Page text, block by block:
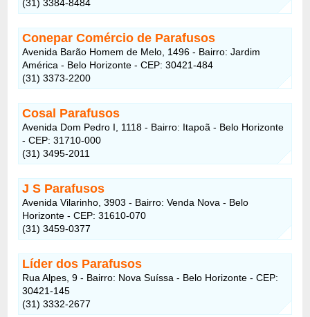
(31) 3384-8484
Conepar Comércio de Parafusos
Avenida Barão Homem de Melo, 1496 - Bairro: Jardim
América - Belo Horizonte - CEP: 30421-484
(31) 3373-2200
Cosal Parafusos
Avenida Dom Pedro I, 1118 - Bairro: Itapoã - Belo Horizonte
- CEP: 31710-000
(31) 3495-2011
J S Parafusos
Avenida Vilarinho, 3903 - Bairro: Venda Nova - Belo
Horizonte - CEP: 31610-070
(31) 3459-0377
Líder dos Parafusos
Rua Alpes, 9 - Bairro: Nova Suíssa - Belo Horizonte - CEP:
30421-145
(31) 3332-2677